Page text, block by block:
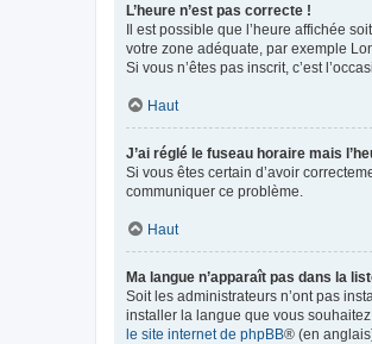
L’heure n’est pas correcte !
Il est possible que l’heure affichée
votre zone adéquate, par exemple
Si vous n’êtes pas inscrit, c’est
Haut
J’ai réglé le fuseau horaire mais
Si vous êtes certain d’avoir
communiquer ce problème.
Haut
Ma langue n’apparaît pas dans la
Soit les administrateurs n’ont pas
installer la langue que vous
le site internet de phpBB® (en